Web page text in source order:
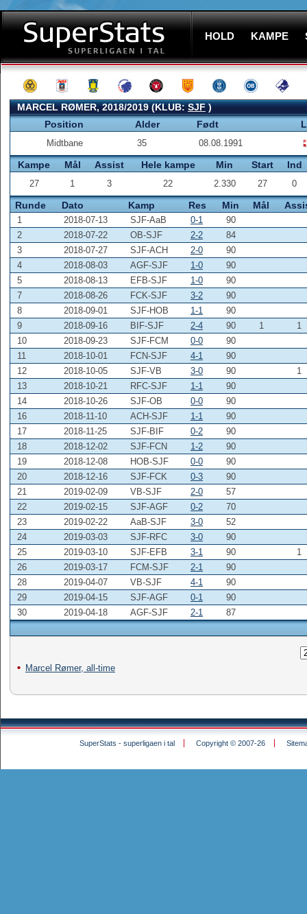
HOLD KAMPE
MARCEL RØMER, 2018/2019 (KLUB:SJF)
Position
Alder Født
Midtbane 35 08.08.1991
Kampe Mål Assist Hele kampe Min Start Ind
27 1 3 22 2.330 27 0
Runde Dato Kamp Res Min Mål
1 2018-07-13 SJF-AaB 0-1
90
2
2018-07-22 OB-SJF 2-2
84
3
2018-07-27 SJF-ACH 2-0
90
4
2018-08-03 AGF-SJF 1-0
90
5
2018-08-13 EFB-SJF 1-0
90
7
2018-08-26 FCK-SJF 3-2
90
8
2018-09-01 SJF-HOB 1-1
90
9
2018-09-16 BIF-SJF 2-4 90 1
1
10
2018-09-23 SJF-FCM 0-0
90
11
2018-10-01 FCN-SJF 4-1
90
12
2018-10-05 SJF-VB 3-0 90
1
13
2018-10-21 RFC-SJF 1-1
90
14
2018-10-26 SJF-OB 0-0
90
16
2018-11-10 ACH-SJF 1-1
90
17
2018-11-25 SJF-BIF 0-2
90
18
2018-12-02 SJF-FCN 1-2
90
19
2018-12-08 HOB-SJF 0-0
90
20
2018-12-16 SJF-FCK 0-3
90
21
2019-02-09 VB-SJF 2-0
57
22
2019-02-15 SJF-AGF 0-2
70
23
2019-02-22 AaB-SJF 3-0
52
24
2019-03-03 SJF-RFC 3-0
90
25
2019-03-10 SJF-EFB 3-1 90
1
26
2019-03-17 FCM-SJF 2-1
90
28
2019-04-07 VB-SJF 4-1
90
29
2019-04-15 SJF-AGF 0-1
90
30
2019-04-18 AGF-SJF 2-1 87
Marcel Rømer, all-time
SuperStats - superligaen i tal Copyright © 2007-26